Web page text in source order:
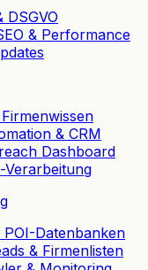
DSGVO
& Performance
& CRM
Dashboard
Verarbeitung
POI-Datenbanken
& Firmenlisten